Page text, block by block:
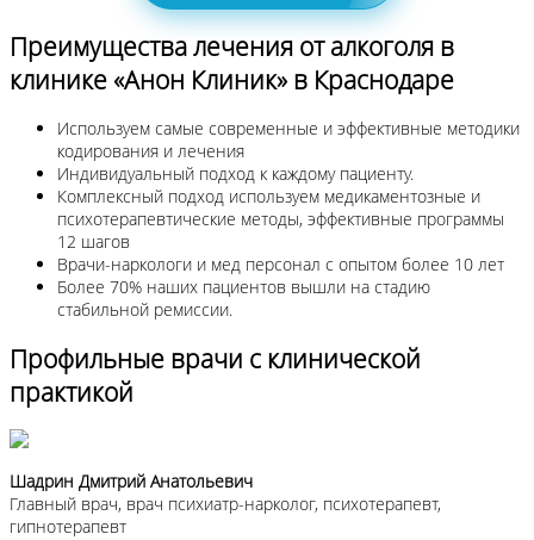
Преимущества лечения от алкоголя в
клинике «Анон Клиник» в Краснодаре
Используем самые современные и эффективные методики
кодирования и лечения
Индивидуальный подход к каждому пациенту.
Комплексный подход используем медикаментозные и
психотерапевтические методы, эффективные программы
12 шагов
Врачи-наркологи и мед персонал с опытом более 10 лет
Более 70% наших пациентов вышли на стадию
стабильной ремиссии.
Профильные врачи с клинической
практикой
Шадрин Дмитрий Анатольевич
Главный врач, врач психиатр-нарколог, психотерапевт,
гипнотерапевт